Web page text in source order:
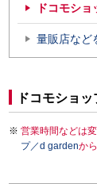
ドコモシ
量販店など
ドコモショッ
営業時間などは
プ／d gardenか